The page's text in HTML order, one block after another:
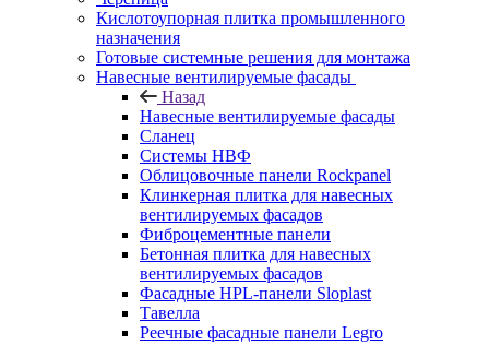
Кислотоупорная плитка промышленного
назначения
Готовые системные решения для монтажа
Навесные вентилируемые фасады
Назад
Навесные вентилируемые фасады
Сланец
Системы НВФ
Облицовочные панели Rockpanel
Клинкерная плитка для навесных
вентилируемых фасадов
Фиброцементные панели
Бетонная плитка для навесных
вентилируемых фасадов
Фасадные HPL-панели Sloplast
Тавелла
Реечные фасадные панели Legro